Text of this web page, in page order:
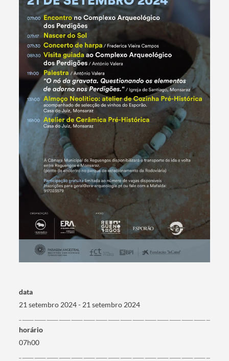
Termo de Pesquisa
Categorias gerais
Filtros
data
21 setembro 2024 - 21 setembro 2024
horário
07h00